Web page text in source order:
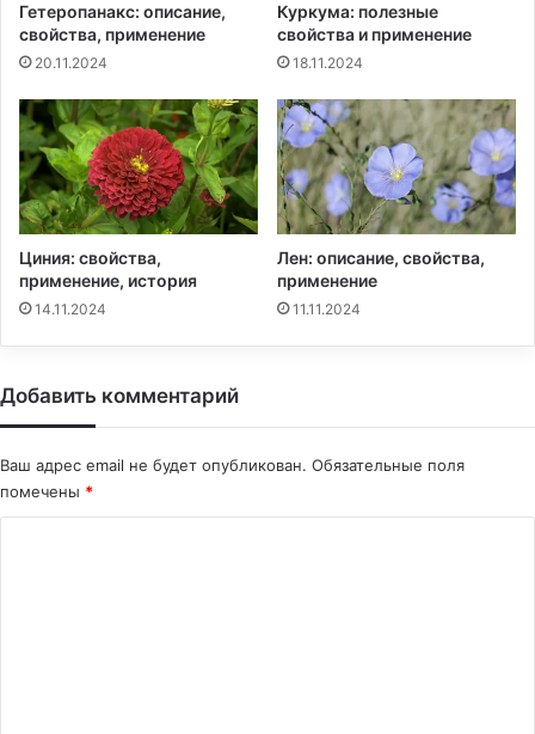
Гетеропанакс: описание,
свойства, применение
20.11.2024
Куркума: полезные
свойства и применение
18.11.2024
Циния: свойства,
применение, история
14.11.2024
Лен: описание, свойства,
применение
11.11.2024
Добавить комментарий
Ваш адрес email не будет опубликован. Обязательные поля
помечены *